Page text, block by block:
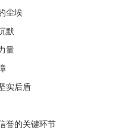
尘埃
默
量
实后盾
誉的关键环节